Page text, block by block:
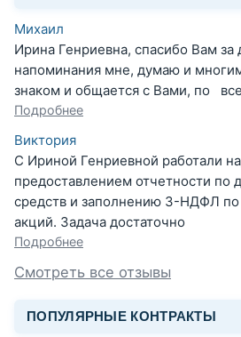
Михаил
Ирина Генриевна, спасибо Вам за
напоминания мне, думаю и
знаком и общается с Вами, по
Подробнее
Виктория
С Ириной Генриевной работали
предоставлением отчетности
средств и заполнению 3-НДФЛ по
акций. Задача достаточно
Подробнее
Смотреть все отзывы
ПОПУЛЯРНЫЕ КОНТРАКТЫ